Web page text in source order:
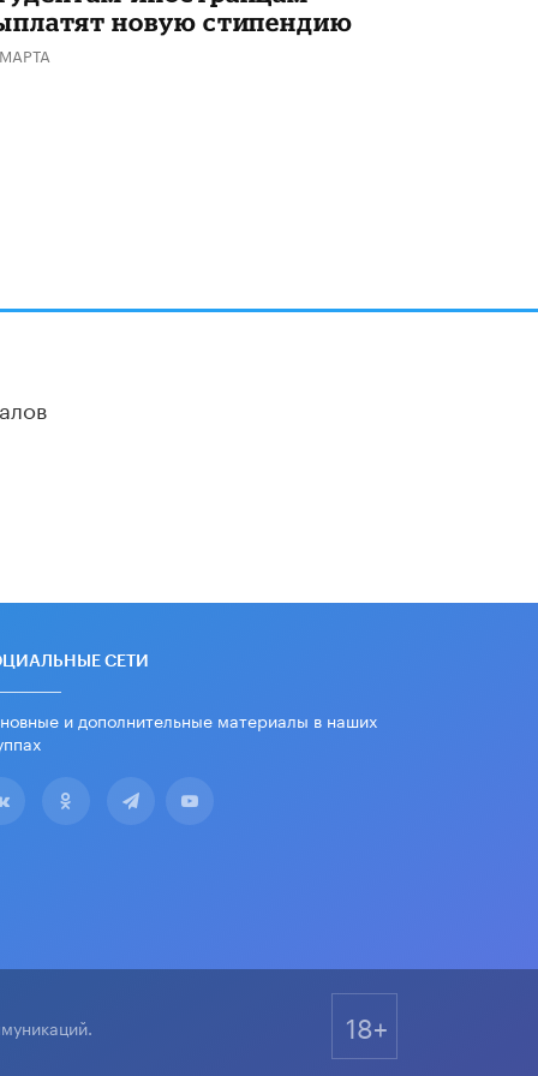
Академик РАН предупредил, что
ChatGPT отучит школьников думать
новую стипендию
СЕТИ
и дополнительные материалы в наших
18+